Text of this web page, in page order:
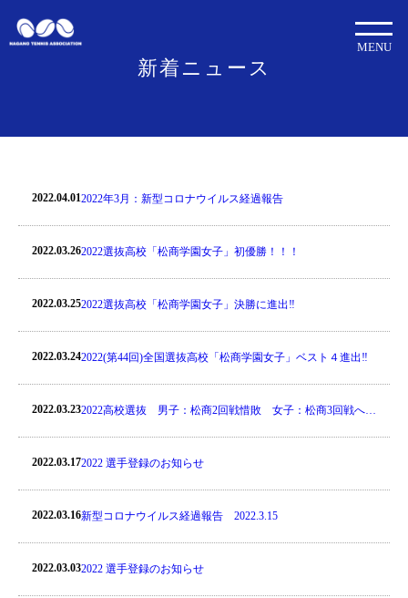
新着ニュース
MENU
2022.04.012022年3月：新型コロナウイルス経過報告
2022.03.262022選抜高校「松商学園女子」初優勝！！！
2022.03.252022選抜高校「松商学園女子」決勝に進出‼
2022.03.242022(第44回)全国選抜高校「松商学園女子」ベスト４進出‼
2022.03.232022高校選抜 男子：松商2回戦惜敗 女子：松商3回戦へ・
2022.03.172022 選手登録のお知らせ
2022.03.16新型コロナウイルス経過報告 2022.3.15
2022.03.032022 選手登録のお知らせ